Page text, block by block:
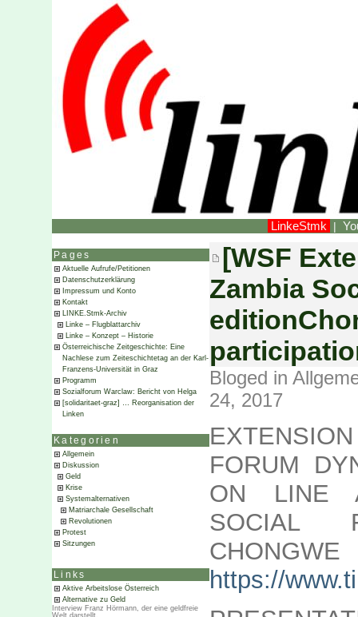
LinkeStmk |
Pages
Aktuelle Aufrufe/Petitionen
Datenschutzerklärung
Impressum und Konto
Kontakt
LINKE.Stmk-Archiv
Linke – Flugblattarchiv
Linke – Konzept – Historie
Österreichische Zeitgeschichte: Eine
Nachlese zum Zeiteschichtetag an der Karl-
Franzens-Universität in Graz
Programm
Sozialforum Warclaw: Bericht von Helga
[solidaritaet-graz] … Reorganisation der
Linken
Kategorien
Allgemein
Diskussion
Geld
Krise
Systemalternativen
Matriarchale Gesellschaft
Revolutionen
Protest
Sitzungen
Links
Aktive Arbeitslose Österreich
Alternative zu Geld
Interview Franz Hörmann, der eine geldfreie
Welt darstellt.
[WSF
Zambia
Bloged in
24, 2017
FORUM
ON LINE
SOCIAL
https://